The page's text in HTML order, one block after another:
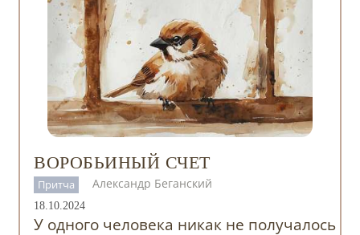
ВОРОБЬИНЫЙ СЧЕТ
Притча
Александр Беганский
18.10.2024
У одного человека никак не получалось